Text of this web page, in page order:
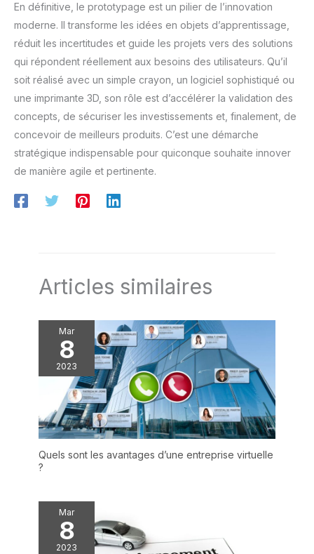
secondes. Fonctionnalités pratiques. La buse à dégagement
le retrait des impressions. Les fonctions de rappel
d'épuisement du filament et de récupération en cas de
panne de courant garantissent une impression
ininterrompue. Plus de possibilités. Changez de mode
(0,25/0,4/0,6/0,8 mm) pour inspirer votre originalité.
de l'impression 3D.
En définitive, le prototypage est un pilier de l’innovation
moderne. Il transforme les idées en objets d’apprentissage,
réduit les incertitudes et guide les projets vers des solutions
qui répondent réellement aux besoins des utilisateurs. Qu’il
soit réalisé avec un simple crayon, un logiciel sophistiqué ou
une imprimante 3D, son rôle est d’accélérer la validation des
concepts, de sécuriser les investissements et, finalement, de
concevoir de meilleurs produits. C’est une démarche
stratégique indispensable pour quiconque souhaite innover
de manière agile et pertinente.
Articles similaires
Mar
8
2023
Quels sont les avantages d’une entreprise virtuelle
?
Mar
8
2023